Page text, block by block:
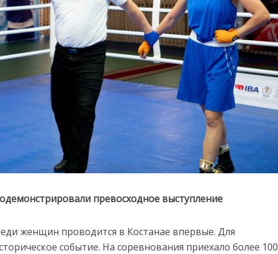
превосходное выступление
женщин проводится в Костанае впервые. Для
событие. На соревнования приехало более 100